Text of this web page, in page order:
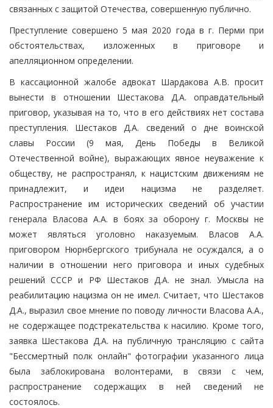
связанных с защитой Отечества, совершенную публично.
Преступление совершено 5 мая 2020 года в г. Перми при
обстоятельствах, изложенных в приговоре и
апелляционном определении.
В кассационной жалобе адвокат Шардакова А.В. просит
вынести в отношении Шестакова Д.А. оправдательный
приговор, указывая на то, что в его действиях нет состава
преступления. Шестаков Д.А. сведений о дне воинской
славы России (9 мая, День Победы в Великой
Отечественной войне), выражающих явное неуважение к
обществу, не распространял, к нацистским движениям не
принадлежит, и идеи нацизма не разделяет.
Распространение им исторических сведений об участии
генерала Власова А.А. в боях за оборону г. Москвы не
может являться уголовно наказуемым. Власов А.А.
приговором Нюрнбергского трибунала не осуждался, а о
наличии в отношении него приговора и иных судебных
решений СССР и РФ Шестаков Д.А. не знал. Умысла на
реабилитацию нацизма он не имел. Считает, что Шестаков
Д.А., выразил свое мнение по поводу личности Власова А.А.,
не содержащее подстрекательства к насилию. Кроме того,
заявка Шестакова Д.А. на публичную трансляцию с сайта
"Бессмертный полк онлайн" фотографии указанного лица
была заблокирована волонтерами, в связи с чем,
распространение содержащих в ней сведений не
состоялось.